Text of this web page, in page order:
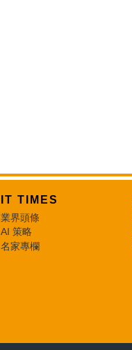
IT TIMES
業界頭條
AI 策略
名家專欄